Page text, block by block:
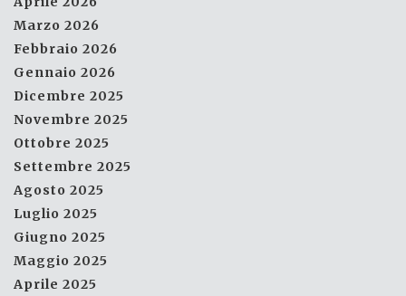
Marzo 2026
Febbraio 2026
Gennaio 2026
Dicembre 2025
Novembre 2025
Ottobre 2025
Settembre 2025
Agosto 2025
Luglio 2025
Giugno 2025
Maggio 2025
Aprile 2025